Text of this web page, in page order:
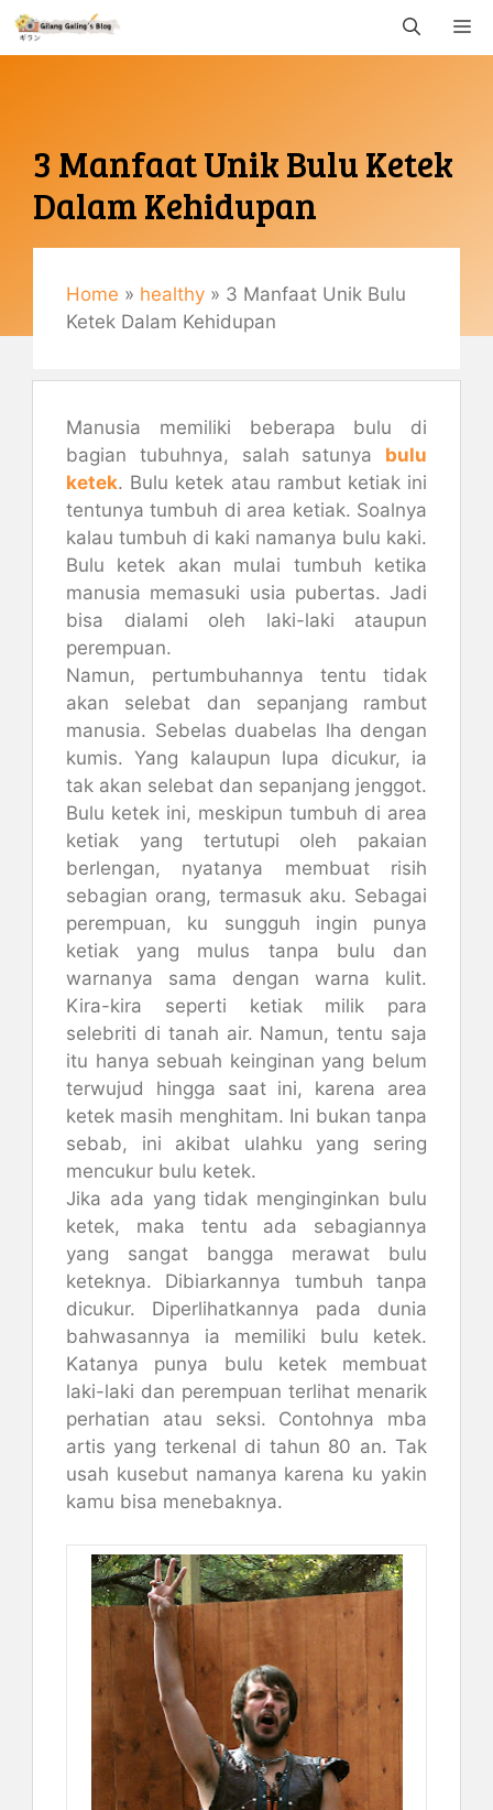
Langsung
3 Manfaat Unik Bulu Ketek
Dalam Kehidupan
Gemaulani
Home » healthy » 3 Manfaat Unik Bulu
Ketek Dalam Kehidupan
Manusia memiliki beberapa bulu di
bagian tubuhnya, salah satunya bulu
ketek. Bulu ketek atau rambut ketiak ini
tentunya tumbuh di area ketiak. Soalnya
kalau tumbuh di kaki namanya bulu kaki.
Bulu ketek akan mulai tumbuh ketika
manusia memasuki usia pubertas. Jadi
bisa dialami oleh laki-laki ataupun
perempuan.
Namun, pertumbuhannya tentu tidak
akan selebat dan sepanjang rambut
manusia. Sebelas duabelas lha dengan
kumis. Yang kalaupun lupa dicukur, ia
tak akan selebat dan sepanjang jenggot.
Bulu ketek ini, meskipun tumbuh di area
ketiak yang tertutupi oleh pakaian
berlengan, nyatanya membuat risih
sebagian orang, termasuk aku. Sebagai
perempuan, ku sungguh ingin punya
ketiak yang mulus tanpa bulu dan
warnanya sama dengan warna kulit.
Kira-kira seperti ketiak milik para
selebriti di tanah air. Namun, tentu saja
itu hanya sebuah keinginan yang belum
terwujud hingga saat ini, karena area
ketek masih menghitam. Ini bukan tanpa
sebab, ini akibat ulahku yang sering
mencukur bulu ketek.
Jika ada yang tidak menginginkan bulu
ketek, maka tentu ada sebagiannya
yang sangat bangga merawat bulu
keteknya. Dibiarkannya tumbuh tanpa
dicukur. Diperlihatkannya pada dunia
bahwasannya ia memiliki bulu ketek.
Katanya punya bulu ketek membuat
laki-laki dan perempuan terlihat menarik
perhatian atau seksi. Contohnya mba
artis yang terkenal di tahun 80 an. Tak
usah kusebut namanya karena ku yakin
kamu bisa menebaknya.